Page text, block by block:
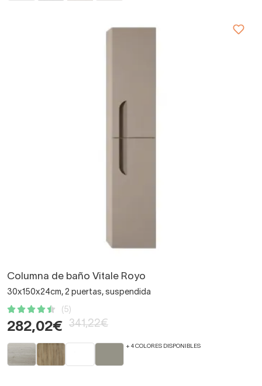
Columna de baño Vitale Royo
30x150x24cm, 2 puertas, suspendida
(5)
282,02€ 341,22€
+ 4 COLORES DISPONIBLES